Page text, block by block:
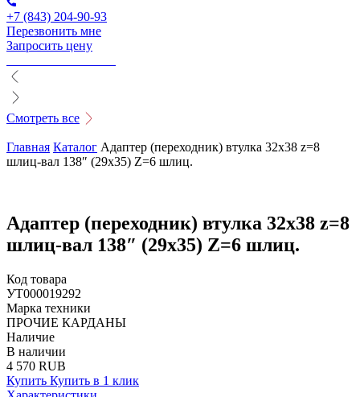
+7 (843) 204-90-93
Перезвонить мне
Запросить цену
Смотреть все
Главная Каталог Адаптер (переходник) втулка 32х38 z=8
шлиц-вал 138″ (29х35) Z=6 шлиц.
Адаптер (переходник) втулка 32х38 z=8
шлиц-вал 138″ (29х35) Z=6 шлиц.
Код товара
УТ000019292
Марка техники
ПРОЧИЕ КАРДАНЫ
Наличие
В наличии
4 570 RUB
Купить Купить в 1 клик